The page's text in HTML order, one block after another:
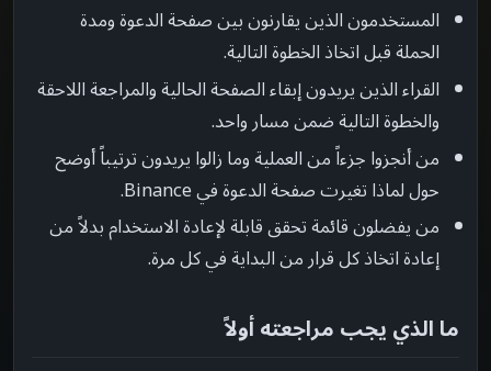
المستخدمون الذين يقارنون بين صفحة الدعوة ومدة
الحملة قبل اتخاذ الخطوة التالية.
القراء الذين يريدون إبقاء الصفحة الحالية والمراجعة اللاحقة
والخطوة التالية ضمن مسار واحد.
من أنجزوا جزءاً من العملية وما زالوا يريدون ترتيباً أوضح
حول لماذا تغيرت صفحة الدعوة في Binance.
من يفضلون قائمة تحقق قابلة لإعادة الاستخدام بدلاً من
إعادة اتخاذ كل قرار من البداية في كل مرة.
ما الذي يجب مراجعته أولاً